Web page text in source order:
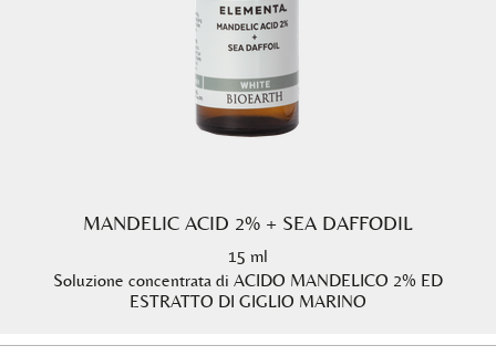
MANDELIC ACID 2% + SEA DAFFODIL
15 ml
Soluzione concentrata di ACIDO MANDELICO 2% ED
ESTRATTO DI GIGLIO MARINO